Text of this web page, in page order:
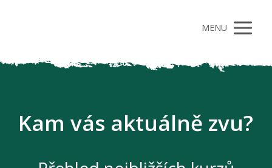
MENU
Kam vás aktuálně zvu?